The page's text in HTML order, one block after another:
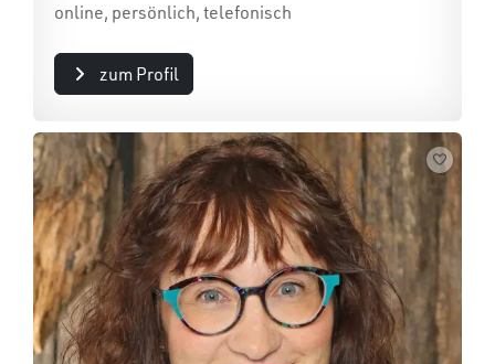
online, persönlich, telefonisch
zum Profil